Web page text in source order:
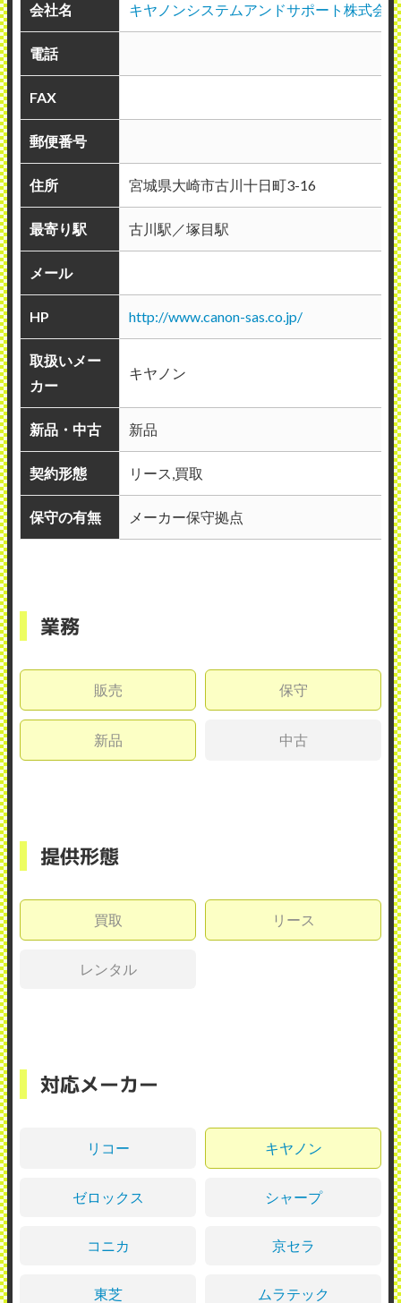
会社名 キヤノンシステムアンドサポート株式会社
電話
FAX
郵便番号
住所 宮城県大崎市古川十日町3-16
最寄り駅 古川駅／塚目駅
メール
HP http://www.canon-sas.co.jp/
取扱いメー
カー
キヤノン
新品・中古 新品
契約形態 リース,買取
保守の有無 メーカー保守拠点
業務
販売 保守
新品 中古
提供形態
買取 リース
レンタル
対応メーカー
リコー キヤノン
ゼロックス シャープ
コニカ 京セラ
東芝 ムラテック